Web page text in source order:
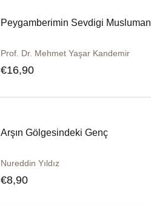
Peygamberimin Sevdigi Musluman
Prof. Dr. Mehmet Yaşar Kandemir
€16,90
Arşın Gölgesindeki Genç
Nureddin Yıldız
€8,90